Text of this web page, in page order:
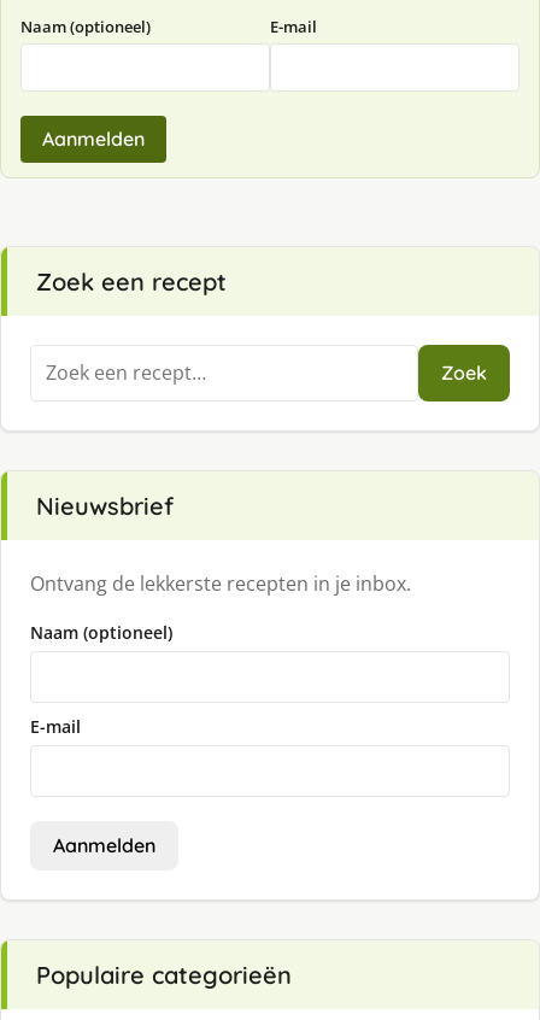
Naam (optioneel) E-mail
Aanmelden
Zoek een recept
Zoeken
naar:
Zoek
Nieuwsbrief
Ontvang de lekkerste recepten in je inbox.
Naam (optioneel)
E-mail
Aanmelden
Populaire categorieën